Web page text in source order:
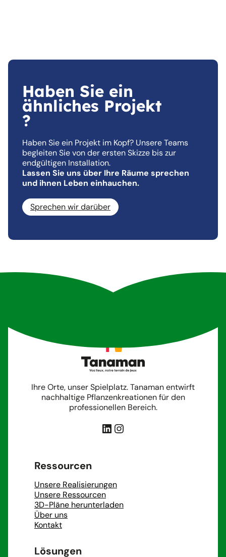
Haben Sie ein
ähnliches Projekt
?
Haben Sie ein Projekt im Kopf? Unsere Teams
begleiten Sie von der ersten Skizze bis zur
endgültigen Installation.
Lassen Sie uns über Ihre Räume sprechen
und ihnen Leben einhauchen.
Sprechen wir darüber
Ihre Orte, unser Spielplatz. Tanaman entwirft
nachhaltige Pflanzenkreationen für den
professionellen Bereich.
LinkedIn
Instagram
Ressourcen
Unsere Realisierungen
Unsere Ressourcen
3D-Pläne herunterladen
Über uns
Kontakt
Lösungen